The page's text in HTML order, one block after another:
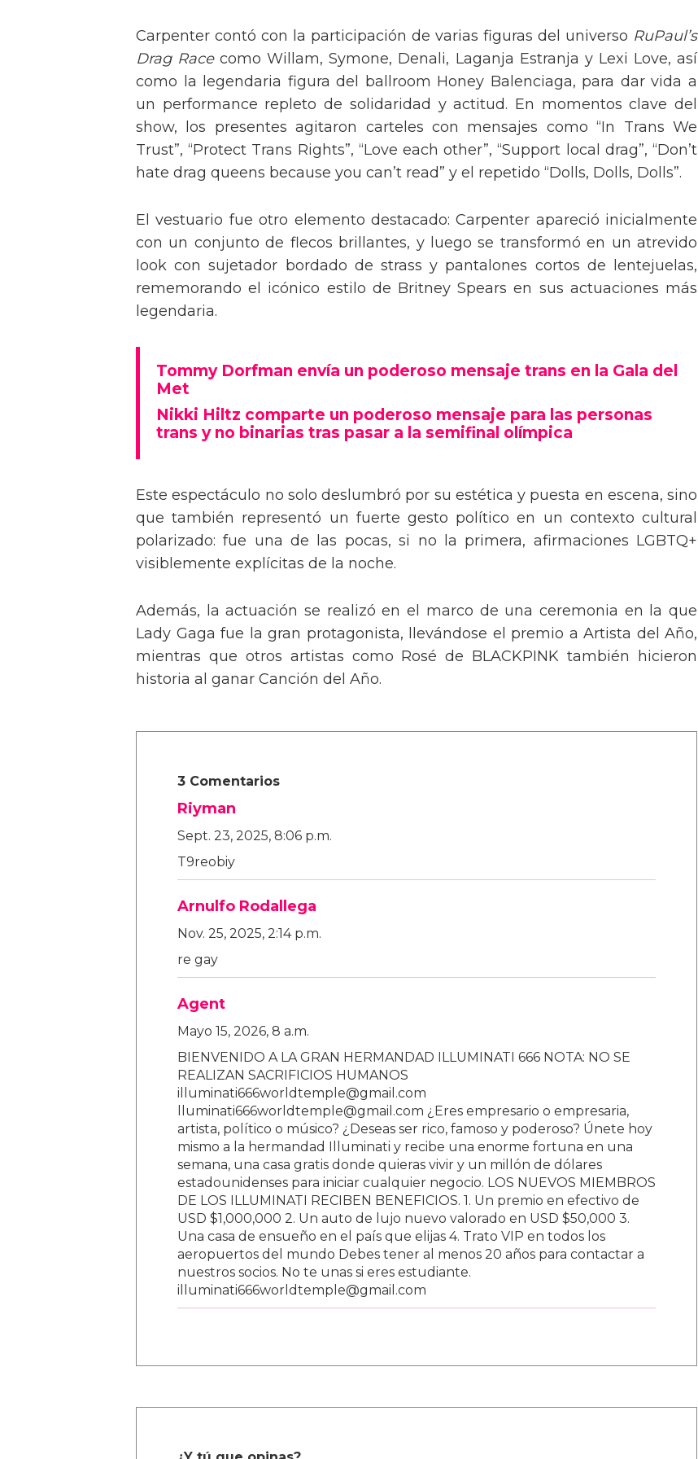
Carpenter contó con la participación de varias figuras del universo RuPaul’s
Drag Racecomo Willam, Symone, Denali, Laganja Estranja y Lexi Love, así
como la legendaria figura del ballroom Honey Balenciaga, para dar vida a
un performance repleto de solidaridad y actitud. En momentos clave del
show, los presentes agitaron carteles con mensajes como “In Trans We
Trust”, “Protect Trans Rights”, “Love each other”, “Support local drag”, “Don’t
hate drag queens because you can’t read” y el repetido “Dolls, Dolls, Dolls”.
El vestuario fue otro elemento destacado: Carpenter apareció inicialmente
con un conjunto de flecos brillantes, y luego se transformó en un atrevido
look con sujetador bordado de strass y pantalones cortos de lentejuelas,
rememorando el icónico estilo de Britney Spears en sus actuaciones más
legendaria.
Tommy Dorfman envía un poderoso mensaje trans en la Gala del
Met
Nikki Hiltz comparte un poderoso mensaje para las personas
trans y no binarias tras pasar a la semifinal olímpica
Este espectáculo no solo deslumbró por su estética y puesta en escena, sino
que también representó un fuerte gesto político en un contexto cultural
polarizado: fue una de las pocas, si no la primera, afirmaciones LGBTQ+
visiblemente explícitas de la noche.
Además, la actuación se realizó en el marco de una ceremonia en la que
Lady Gaga fue la gran protagonista, llevándose el premio a Artista del Año,
mientras que otros artistas como Rosé de BLACKPINK también hicieron
historia al ganar Canción del Año.
3 Comentarios
Riyman
Sept. 23, 2025, 8:06 p.m.
T9reobiy
Arnulfo Rodallega
Nov. 25, 2025, 2:14 p.m.
re gay
Agent
Mayo 15, 2026, 8 a.m.
BIENVENIDO A LA GRAN HERMANDAD ILLUMINATI 666 NOTA: NO SE
REALIZAN SACRIFICIOS HUMANOS
illuminati666worldtemple@gmail.com
lluminati666worldtemple@gmail.com ¿Eres empresario o empresaria,
artista, político o músico? ¿Deseas ser rico, famoso y poderoso? Únete hoy
mismo a la hermandad Illuminati y recibe una enorme fortuna en una
semana, una casa gratis donde quieras vivir y un millón de dólares
estadounidenses para iniciar cualquier negocio. LOS NUEVOS MIEMBROS
DE LOS ILLUMINATI RECIBEN BENEFICIOS. 1. Un premio en efectivo de
USD $1,000,000 2. Un auto de lujo nuevo valorado en USD $50,000 3.
Una casa de ensueño en el país que elijas 4. Trato VIP en todos los
aeropuertos del mundo Debes tener al menos 20 años para contactar a
nuestros socios. No te unas si eres estudiante.
illuminati666worldtemple@gmail.com